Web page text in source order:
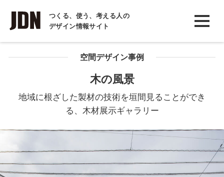
つくる、使う、考える人の
デザイン情報サイト
INTERVIEW
インタビュー
REPORT
COLUMN
空間デザイン事例
木の風景
地域に根ざした製材の技術を垣間見ることができ
る、木材展示ギャラリー